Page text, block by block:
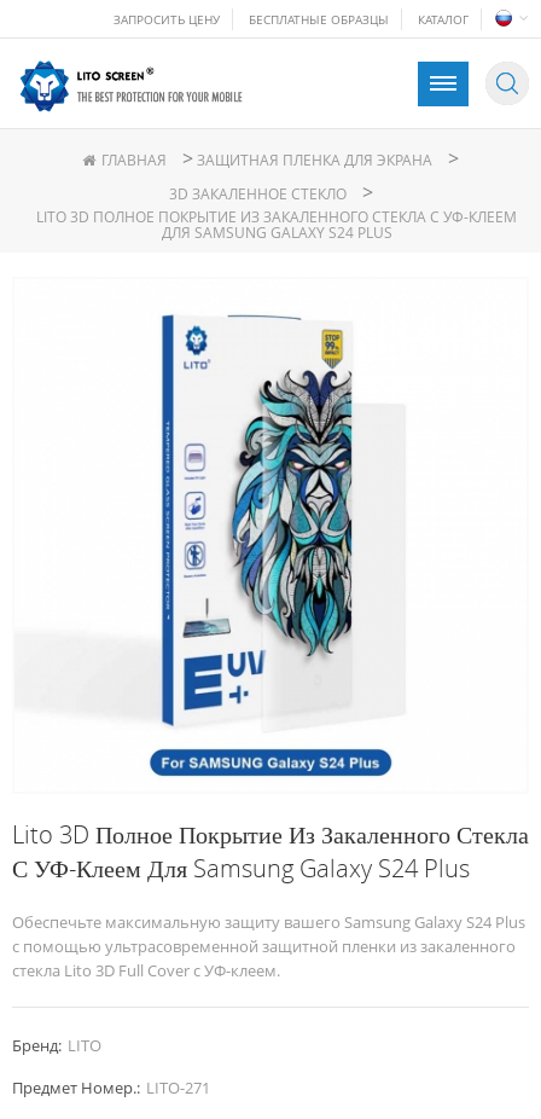
ЗАПРОСИТЬ ЦЕНУ БЕСПЛАТНЫЕ ОБРАЗЦЫ КАТАЛОГ
ГЛАВНАЯ >ЗАЩИТНАЯ ПЛЕНКА ДЛЯ ЭКРАНА >
3D ЗАКАЛЕННОЕ СТЕКЛО >
LITO 3D ПОЛНОЕ ПОКРЫТИЕ ИЗ ЗАКАЛЕННОГО СТЕКЛА С УФ-КЛЕЕМ
ДЛЯ SAMSUNG GALAXY S24 PLUS
Lito 3D Полное Покрытие Из Закаленного Стекла
С УФ-Клеем Для Samsung Galaxy S24 Plus
Обеспечьте максимальную защиту вашего Samsung Galaxy S24 Plus
с помощью ультрасовременной защитной пленки из закаленного
стекла Lito 3D Full Cover с УФ-клеем.
Бренд: LITO
Предмет Номер.: LITO-271